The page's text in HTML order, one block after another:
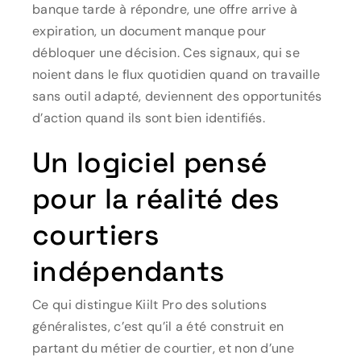
banque tarde à répondre, une offre arrive à
expiration, un document manque pour
débloquer une décision. Ces signaux, qui se
noient dans le flux quotidien quand on travaille
sans outil adapté, deviennent des opportunités
d’action quand ils sont bien identifiés.
Un logiciel pensé
pour la réalité des
courtiers
indépendants
Ce qui distingue Kiilt Pro des solutions
généralistes, c’est qu’il a été construit en
partant du métier de courtier, et non d’une